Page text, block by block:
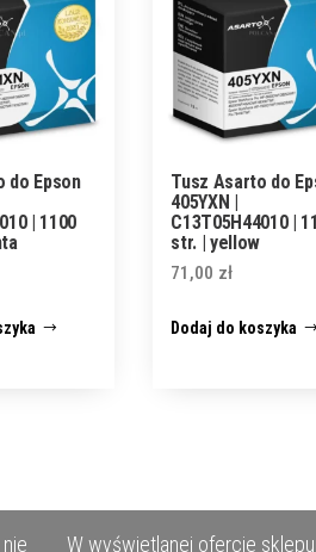
do Epson
| 1100
Tusz Asarto do
405YXN |
C13T05H44010 |
str. | yellow
71,00 zł
Dodaj do koszyka
W wyświetlanej ofercie sklepu